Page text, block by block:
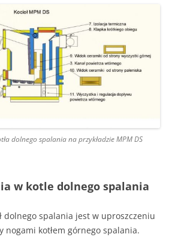
dolnego spalania na przykładzie MPM DS
w kotle dolnego spalania
dolnego spalania jest w uproszczeniu
nogami kotłem górnego spalania.